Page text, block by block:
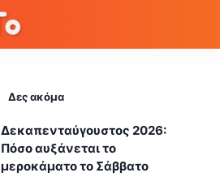
Δες ακόμα
Δεκαπενταύγουστος 2026:
Πόσο αυξάνεται το
μεροκάματο το Σάββατο